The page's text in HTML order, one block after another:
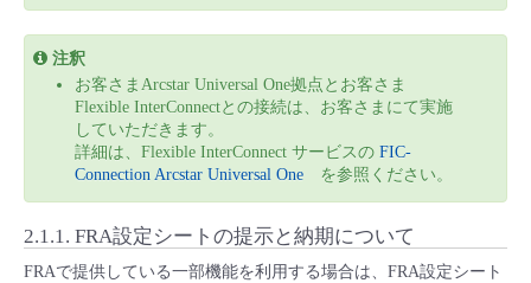
注釈
お客さまArcstar Universal One拠点とお客さま
Flexible InterConnectとの接続は、お客さまにて実施
していただきます。
詳細は、Flexible InterConnect サービスの FIC-
Connection Arcstar Universal One を参照ください。
2.1.1. FRA設定シートの提示と納期について
FRAで提供している一部機能を利用する場合は、FRA設定シート